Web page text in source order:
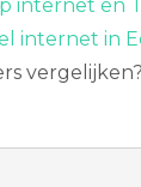
internet en
internet in